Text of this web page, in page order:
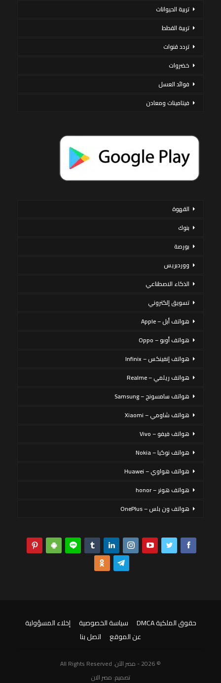
تربية الحيوانات
تربية القطط
تردد قنوات
خضروات
فوائد العسل
فيتامينات ومعادن
القهوة
بنوك
بورصة
ووردبريس
الذكاء الاصطناعي
تسويق إلكتروني
هواتف أبل – Apple
هواتف أوبو – Oppo
هواتف إنفينكس – Infinix
هواتف ريلمي – Realme
هواتف سامسونج – Samsung
هواتف شاومي – Xiaomi
هواتف فيفو – Vivo
هواتف نوكيا – Nokia
هواتف هواوي – Huawei
هواتف هونر – honor
هواتف ون بلس – OnePlus
حقوق الملكية DMCA سياسة الخصوصية
إخلاء المسؤولية
عن الموقع
اتصل بنا
© 2026 - مصر الآن. All Rights Reserved
تصميم: مصر الان